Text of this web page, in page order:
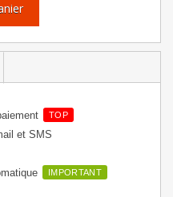
TOP
et SMS
IMPORTANT